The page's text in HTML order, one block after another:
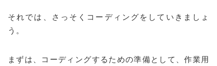
それでは、さっそくコーディングをしていきましょ
う。
まずは、コーディングするための準備として、作業用